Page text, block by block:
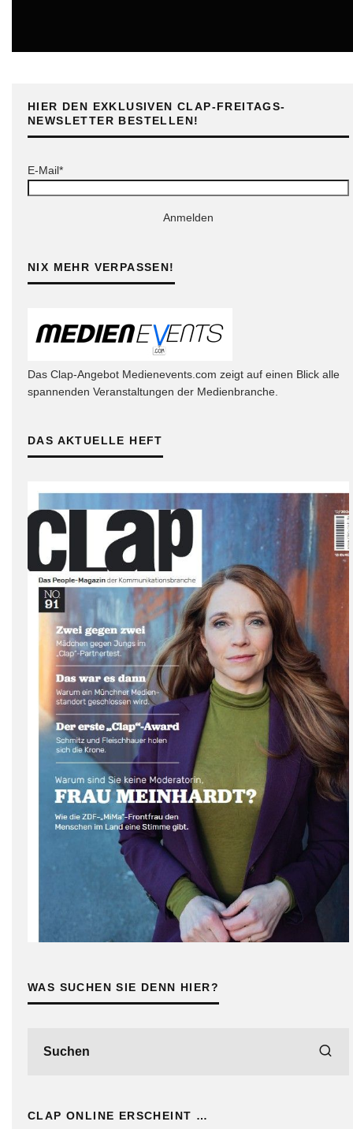
HIER DEN EXKLUSIVEN CLAP-FREITAGS-
NEWSLETTER BESTELLEN!
E-Mail*
Anmelden
NIX MEHR VERPASSEN!
Das Clap-Angebot Medienevents.com zeigt auf einen Blick alle
spannenden Veranstaltungen der Medienbranche.
DAS AKTUELLE HEFT
WAS SUCHEN SIE DENN HIER?
CLAP ONLINE ERSCHEINT …